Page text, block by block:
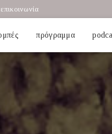
επικοινωνία
πρόγραμμα